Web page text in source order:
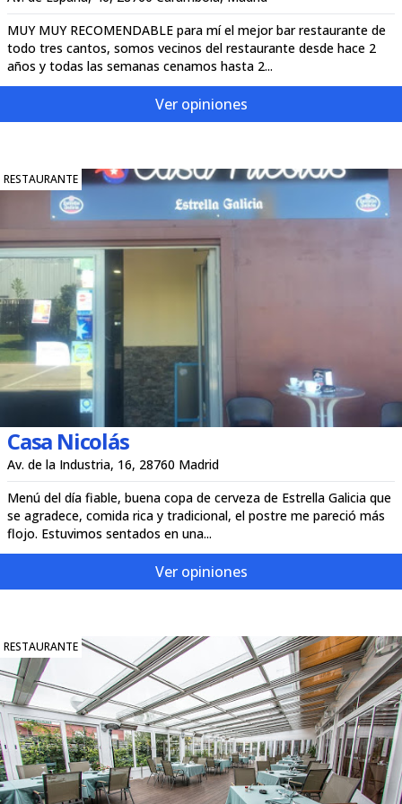
MUY MUY RECOMENDABLE para mí el mejor bar restaurante de
todo tres cantos, somos vecinos del restaurante desde hace 2
años y todas las semanas cenamos hasta 2...
Ver opiniones
RESTAURANTE
Casa Nicolás
Av. de la Industria, 16, 28760 Madrid
Menú del día fiable, buena copa de cerveza de Estrella Galicia que
se agradece, comida rica y tradicional, el postre me pareció más
flojo. Estuvimos sentados en una...
Ver opiniones
RESTAURANTE